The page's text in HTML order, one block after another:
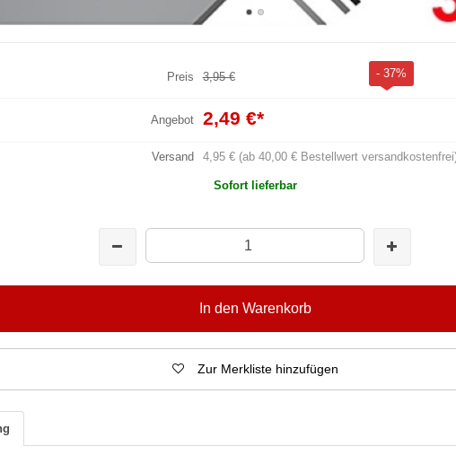
Preis 3,95 € - 37%
Angebot 2,49 €*
Versand 4,95 € (ab 40,00 € Bestellwert
Sofort lieferbar
In den Warenkorb
Zur Merkliste hinzufügen